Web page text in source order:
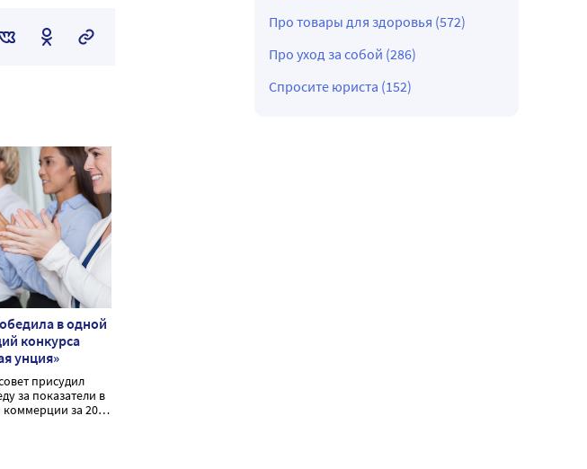
в одной
конкурса
унция»
присудил
за показатели в
за 2022
Про товары для здоровья (572)
Про уход за собой (286)
Спросите юриста (152)